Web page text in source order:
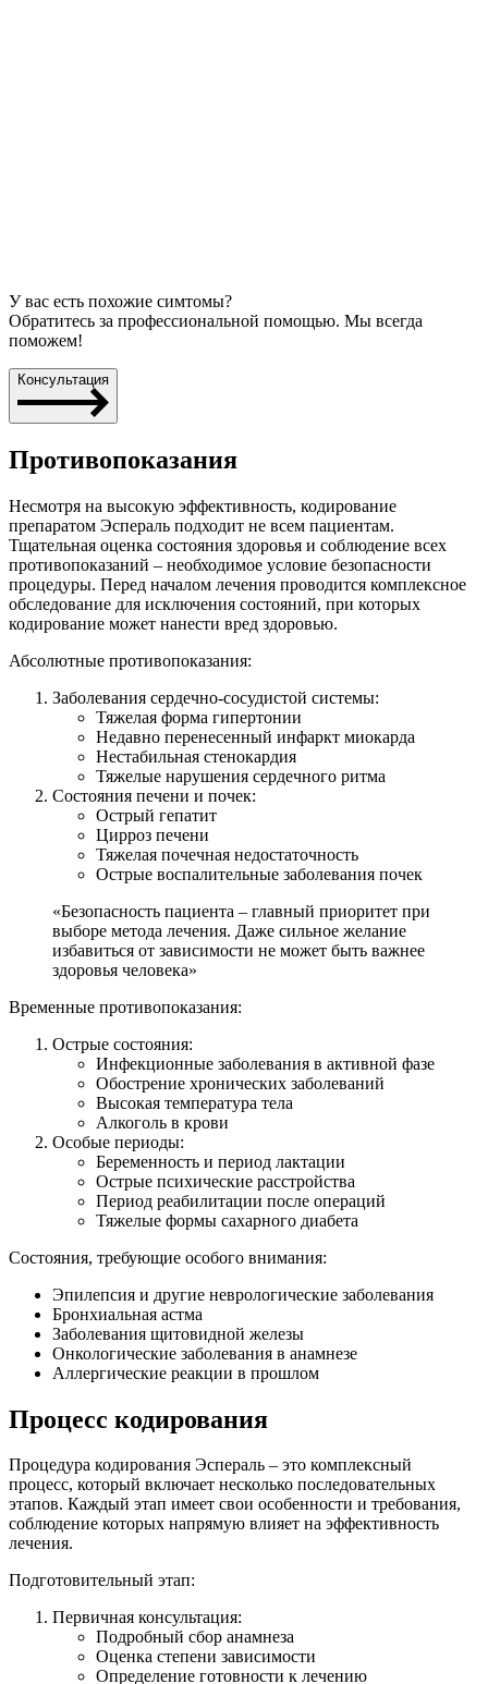
У вас есть похожие симтомы?
Обратитесь за профессиональной помощью. Мы всегда
поможем!
Консультация
Противопоказания
Несмотря на высокую эффективность, кодирование
препаратом Эспераль подходит не всем пациентам.
Тщательная оценка состояния здоровья и соблюдение всех
противопоказаний – необходимое условие безопасности
процедуры. Перед началом лечения проводится комплексное
обследование для исключения состояний, при которых
кодирование может нанести вред здоровью.
Абсолютные противопоказания:
Заболевания сердечно-сосудистой системы:
Тяжелая форма гипертонии
Недавно перенесенный инфаркт миокарда
Нестабильная стенокардия
Тяжелые нарушения сердечного ритма
Состояния печени и почек:
Острый гепатит
Цирроз печени
Тяжелая почечная недостаточность
Острые воспалительные заболевания почек
«Безопасность пациента – главный приоритет при
выборе метода лечения. Даже сильное желание
избавиться от зависимости не может быть важнее
здоровья человека»
Временные противопоказания:
Острые состояния:
Инфекционные заболевания в активной фазе
Обострение хронических заболеваний
Высокая температура тела
Алкоголь в крови
Особые периоды:
Беременность и период лактации
Острые психические расстройства
Период реабилитации после операций
Тяжелые формы сахарного диабета
Состояния, требующие особого внимания:
Эпилепсия и другие неврологические заболевания
Бронхиальная астма
Заболевания щитовидной железы
Онкологические заболевания в анамнезе
Аллергические реакции в прошлом
Процесс кодирования
Процедура кодирования Эспераль – это комплексный
процесс, который включает несколько последовательных
этапов. Каждый этап имеет свои особенности и требования,
соблюдение которых напрямую влияет на эффективность
лечения.
Подготовительный этап:
Первичная консультация:
Подробный сбор анамнеза
Оценка степени зависимости
Определение готовности к лечению